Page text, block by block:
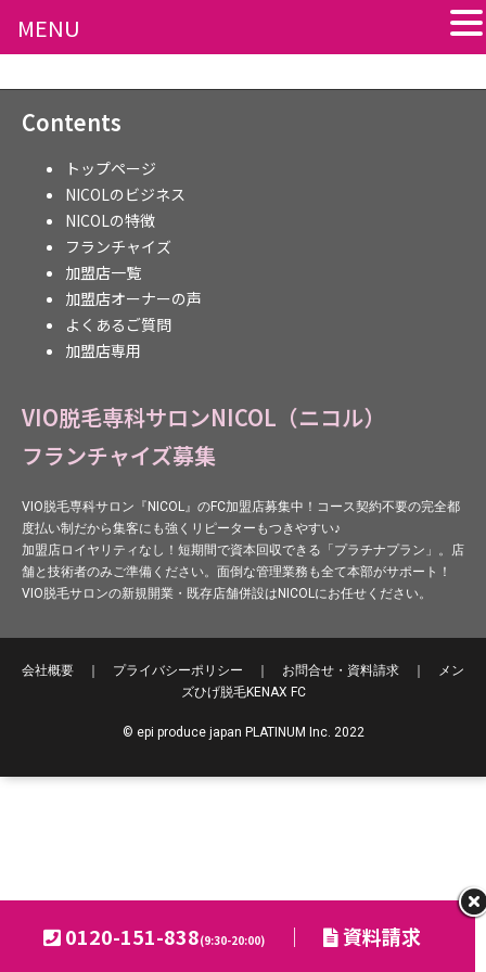
Contents
トップページ
NICOLのビジネス
NICOLの特徴
フランチャイズ
加盟店一覧
加盟店オーナーの声
よくあるご質問
加盟店専用
VIO脱毛専科サロンNICOL（ニコル）
フランチャイズ募集
VIO脱毛専科サロン『NICOL』のFC加盟店募集中！コース契約不要の完全都
度払い制だから集客にも強くリピーターもつきやすい♪
加盟店ロイヤリティなし！短期間で資本回収できる「プラチナプラン」。店
舗と技術者のみご準備ください。面倒な管理業務も全て本部がサポート！
VIO脱毛サロンの新規開業・既存店舗併設はNICOLにお任せください。
会社概要 プライバシーポリシー お問合せ・資料請求
メン
ズひげ脱毛KENAX FC
© epi produce japan PLATINUM Inc. 2022
0120-151-838(9:30-20:00) ｜ 資料請求
MENU